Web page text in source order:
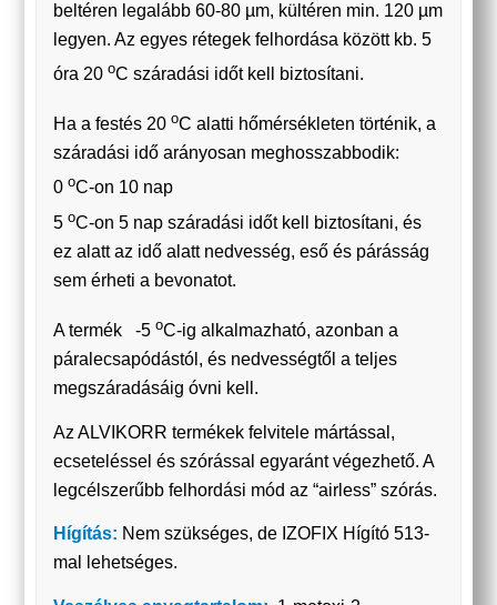
beltéren legalább 60-80 µm, kültéren min. 120 µm
legyen. Az egyes rétegek felhordása között kb. 5
óra 20oC száradási időt kell biztosítani.
Ha a festés 20oC alatti hőmérsékleten történik, a
száradási idő arányosan meghosszabbodik:
0oC-on 10 nap
5oC-on 5 nap száradási időt kell biztosítani, és
ez alatt az idő alatt nedvesség, eső és párásság
sem érheti a bevonatot.
A termék -5oC-ig alkalmazható, azonban a
páralecsapódástól, és nedvességtől a teljes
megszáradásáig óvni kell.
Az ALVIKORR termékek felvitele mártással,
ecseteléssel és szórással egyaránt végezhető. A
legcélszerűbb felhordási mód az “airless” szórás.
Hígítás: Nem szükséges, de IZOFIX Hígító 513-
mal lehetséges.